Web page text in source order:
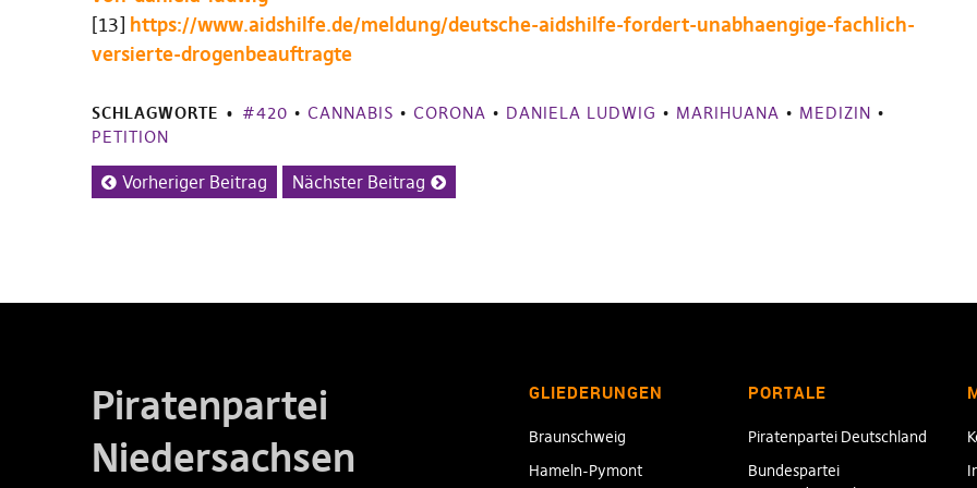
[13] https://www.aidshilfe.de/meldung/deutsche-aidshilfe-fordert-unabhaengige-fachlich-
versierte-drogenbeauftragte
SCHLAGWORTE #420 • CANNABIS • CORONA • DANIELA LUDWIG • MARIHUANA • MEDIZIN •
PETITION
Vorheriger Beitrag Nächster Beitrag
Piratenpartei
Niedersachsen
GLIEDERUNGEN
Braunschweig
Hameln-Pymont
PORTALE
Piratenpartei Deutschland
Bundespartei